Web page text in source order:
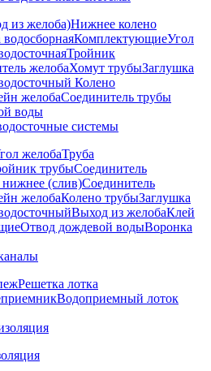
из желоба)Нижнее колено
КомплектующиеУгол
Тройник
желобаХомут трубыЗаглушка
Колено
желобаСоединитель трубы
воды
системы
желобаТруба
трубыСоединитель
(слив)Соединитель
желобаКолено трубыЗаглушка
Выход из желобаКлей
Отвод дождевой водыВоронка
Решетка лотка
Водоприемный лоток